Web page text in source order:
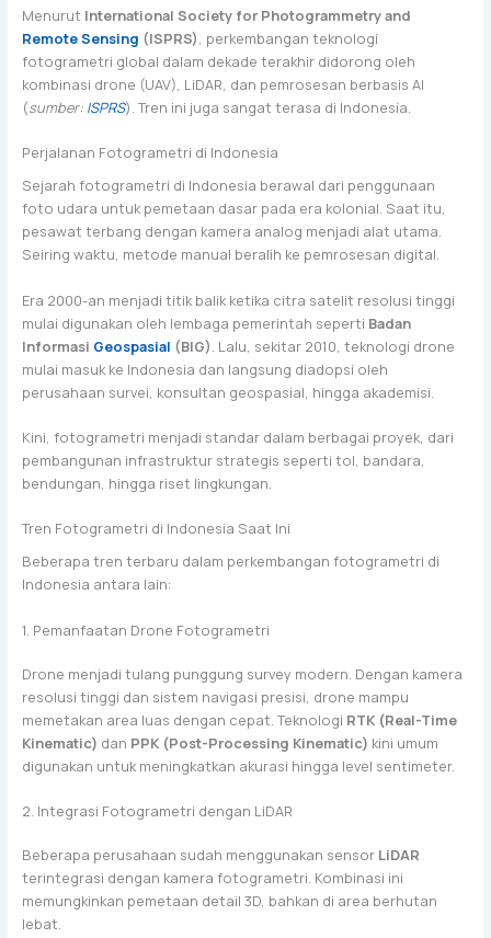
Menurut International Society for Photogrammetry and
Remote Sensing (ISPRS), perkembangan teknologi
fotogrametri global dalam dekade terakhir didorong oleh
kombinasi drone (UAV), LiDAR, dan pemrosesan berbasis AI
(sumber: ISPRS). Tren ini juga sangat terasa di Indonesia.
Perjalanan Fotogrametri di Indonesia
Sejarah fotogrametri di Indonesia berawal dari penggunaan
foto udara untuk pemetaan dasar pada era kolonial. Saat itu,
pesawat terbang dengan kamera analog menjadi alat utama.
Seiring waktu, metode manual beralih ke pemrosesan digital.
Era 2000-an menjadi titik balik ketika citra satelit resolusi tinggi
mulai digunakan oleh lembaga pemerintah seperti Badan
Informasi Geospasial (BIG) . Lalu, sekitar 2010, teknologi drone
mulai masuk ke Indonesia dan langsung diadopsi oleh
perusahaan survei, konsultan geospasial, hingga akademisi.
Kini, fotogrametri menjadi standar dalam berbagai proyek, dari
pembangunan infrastruktur strategis seperti tol, bandara,
bendungan, hingga riset lingkungan.
Tren Fotogrametri di Indonesia Saat Ini
Beberapa tren terbaru dalam perkembangan fotogrametri di
Indonesia antara lain:
1. Pemanfaatan Drone Fotogrametri
Drone menjadi tulang punggung survey modern. Dengan kamera
resolusi tinggi dan sistem navigasi presisi, drone mampu
memetakan area luas dengan cepat. Teknologi RTK (Real-Time
Kinematic) dan PPK (Post-Processing Kinematic) kini umum
digunakan untuk meningkatkan akurasi hingga level sentimeter.
2. Integrasi Fotogrametri dengan LiDAR
Beberapa perusahaan sudah menggunakan sensor LiDAR
terintegrasi dengan kamera fotogrametri. Kombinasi ini
memungkinkan pemetaan detail 3D, bahkan di area berhutan
lebat.